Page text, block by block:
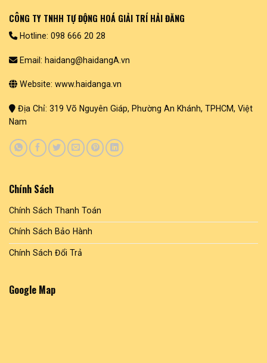
CÔNG TY TNHH TỰ ĐỘNG HOÁ GIẢI TRÍ HẢI ĐĂNG
Hotline: 098 666 20 28
Email: haidang@haidangA.vn
Website: www.haidanga.vn
Địa Chỉ: 319 Võ Nguyên Giáp, Phường An Khánh, TPHCM, Việt
Nam
Chính Sách
Chính Sách Thanh Toán
Chính Sách Bảo Hành
Chính Sách Đổi Trả
Google Map